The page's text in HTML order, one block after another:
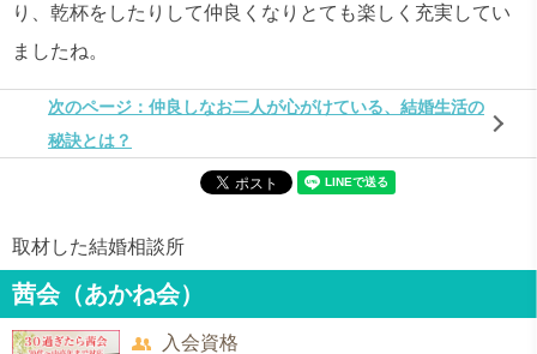
り、乾杯をしたりして仲良くなりとても楽しく充実してい
ましたね。
次のページ：仲良しなお二人が心がけている、結婚生活の
秘訣とは？
取材した結婚相談所
茜会（あかね会）
入会資格